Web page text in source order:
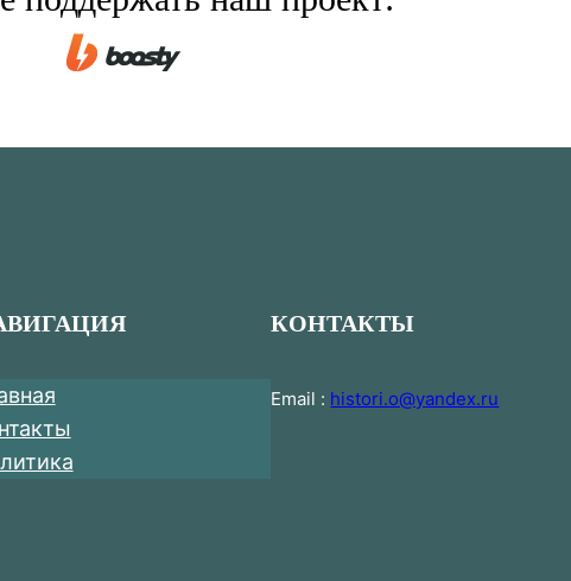
КОНТАКТЫ
Email : histori.o@yandex.ru